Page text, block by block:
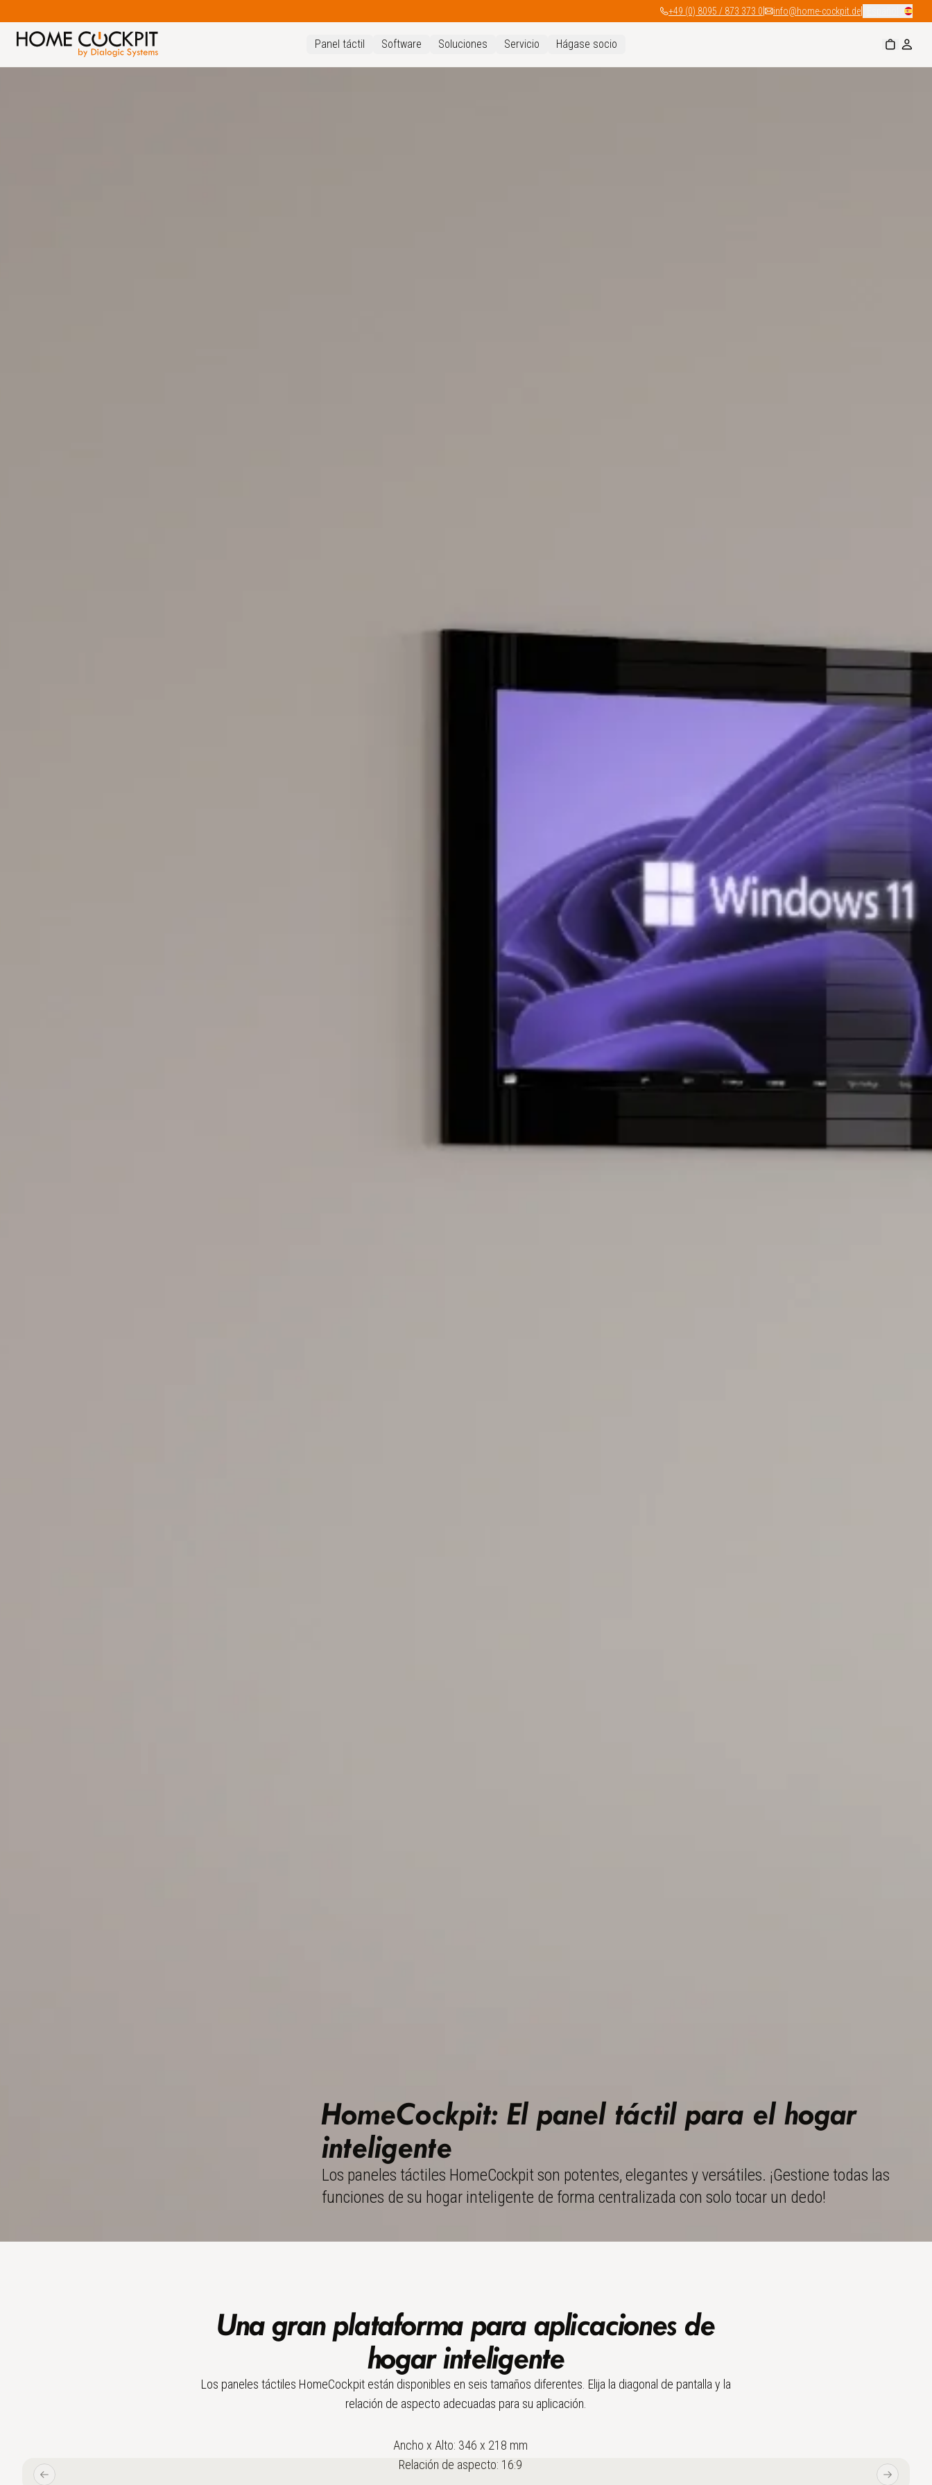
+49 (0) 8095 / 873 373 0| info@home-cockpit.de|
Panel táctil Software Soluciones Servicio Hágase socio
HomeCockpit: El panel táctil para el hogar
inteligente
Los paneles táctiles HomeCockpit son potentes, elegantes y versátiles. ¡Gestione todas las
funciones de su hogar inteligente de forma centralizada con solo tocar un dedo!
Una gran plataforma para aplicaciones de
hogar inteligente
Los paneles táctiles HomeCockpit están disponibles en seis tamaños diferentes. Elija la diagonal de pantalla y la
relación de aspecto adecuadas para su aplicación.
Ancho x Alto: 346 x 218 mm
Relación de aspecto: 16:9
Zurück Weiter